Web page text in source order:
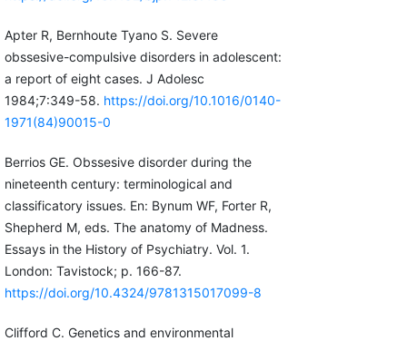
Apter R, Bernhoute Tyano S. Severe
obssesive-compulsive disorders in adolescent:
a report of eight cases. J Adolesc
1984;7:349-58. https://doi.org/10.1016/0140-
1971(84)90015-0
Berrios GE. Obssesive disorder during the
nineteenth century: terminological and
classificatory issues. En: Bynum WF, Forter R,
Shepherd M, eds. The anatomy of Madness.
Essays in the History of Psychiatry. Vol. 1.
London: Tavistock; p. 166-87.
https://doi.org/10.4324/9781315017099-8
Clifford C. Genetics and environmental